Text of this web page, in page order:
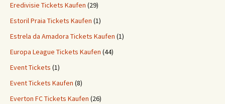
Eredivisie Tickets Kaufen (29)
Estoril Praia Tickets Kaufen (1)
Estrela da Amadora Tickets Kaufen (1)
Europa League Tickets Kaufen (44)
Event Tickets (1)
Event Tickets Kaufen (8)
Everton FC Tickets Kaufen (26)